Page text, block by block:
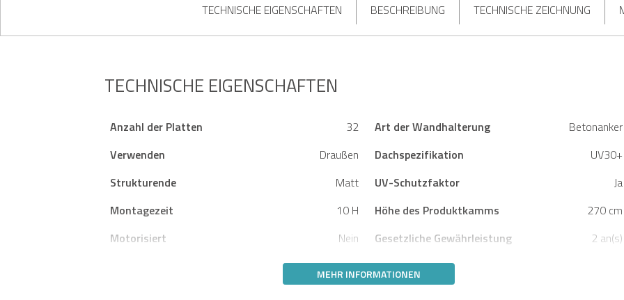
TECHNISCHE EIGENSCHAFTEN BESCHREIBUNG TECHNISCHE ZEICHNUNG
TECHNISCHE EIGENSCHAFTEN
Anzahl der Platten 32 Art der Wandhalterung
Betonanker
Verwenden
Draußen Dachspezifikation
UV30+
Strukturende
Matt UV-Schutzfaktor
Ja
Montagezeit
10 H Höhe des Produktkamms
270 cm
Motorisiert
Nein Gesetzliche Gewährleistung 2 an(s)
MEHR INFORMATIONEN